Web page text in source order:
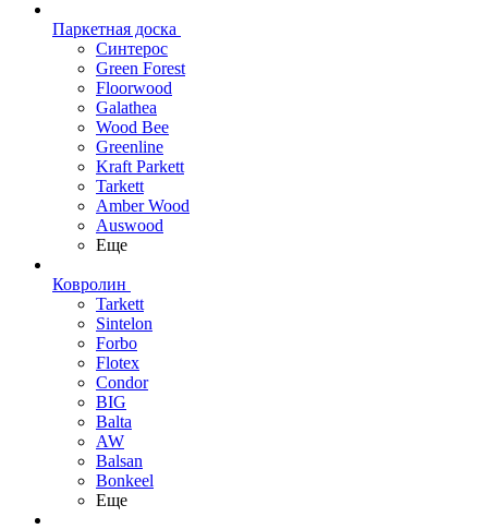
Паркетная доска
Синтерос
Green Forest
Floorwood
Galathea
Wood Bee
Greenline
Kraft Parkett
Tarkett
Amber Wood
Auswood
Еще
Ковролин
Tarkett
Sintelon
Forbo
Flotex
Condor
BIG
Balta
AW
Balsan
Bonkeel
Еще